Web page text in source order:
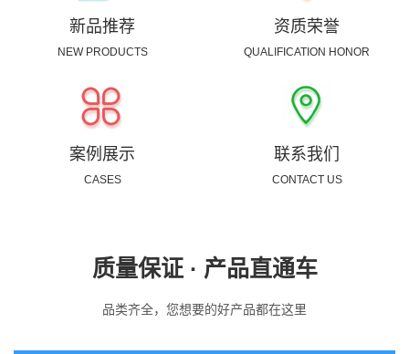
新品推荐
NEW PRODUCTS
资质荣誉
QUALIFICATION HONOR
案例展示
CASES
联系我们
CONTACT US
质量保证 · 产品直通车
品类齐全，您想要的好产品都在这里